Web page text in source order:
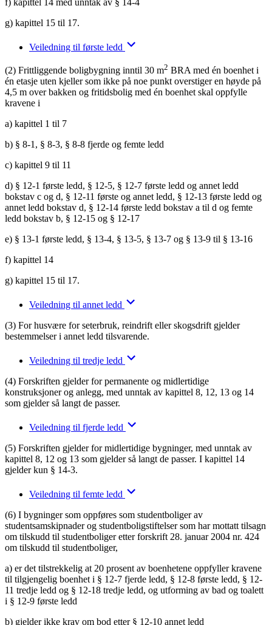
f) kapittel 14 med unntak av § 14-4
g) kapittel 15 til 17.
Veiledning til første ledd
(2) Frittliggende boligbygning inntil 30 m2 BRA med én boenhet i
én etasje uten kjeller som ikke på noe punkt overstiger en høyde på
4,5 m over bakken og fritidsbolig med én boenhet skal oppfylle
kravene i
a) kapittel 1 til 7
b) § 8-1, § 8-3, § 8-8 fjerde og femte ledd
c) kapittel 9 til 11
d) § 12-1 første ledd, § 12-5, § 12-7 første ledd og annet ledd
bokstav c og d, § 12-11 første og annet ledd, § 12-13 første ledd og
annet ledd bokstav d, § 12-14 første ledd bokstav a til d og femte
ledd bokstav b, § 12-15 og § 12-17
e) § 13-1 første ledd, § 13-4, § 13-5, § 13-7 og § 13-9 til § 13-16
f) kapittel 14
g) kapittel 15 til 17.
Veiledning til annet ledd
(3) For husvære for seterbruk, reindrift eller skogsdrift gjelder
bestemmelser i annet ledd tilsvarende.
Veiledning til tredje ledd
(4) Forskriften gjelder for permanente og midlertidige
konstruksjoner og anlegg, med unntak av kapittel 8, 12, 13 og 14
som gjelder så langt de passer.
Veiledning til fjerde ledd
(5) Forskriften gjelder for midlertidige bygninger, med unntak av
kapittel 8, 12 og 13 som gjelder så langt de passer. I kapittel 14
gjelder kun § 14-3.
Veiledning til femte ledd
(6) I bygninger som oppføres som studentboliger av
studentsamskipnader og studentboligstiftelser som har mottatt tilsagn
om tilskudd til studentboliger etter forskrift 28. januar 2004 nr. 424
om tilskudd til studentboliger,
a) er det tilstrekkelig at 20 prosent av boenhetene oppfyller kravene
til tilgjengelig boenhet i § 12-7 fjerde ledd, § 12-8 første ledd, § 12-
11 tredje ledd og § 12-18 tredje ledd, og utforming av bad og toalett
i § 12-9 første ledd
b) gjelder ikke krav om bod etter § 12-10 annet ledd